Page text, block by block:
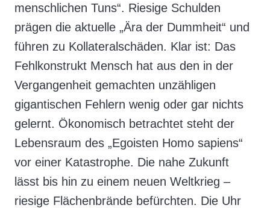
menschlichen Tuns“. Riesige Schulden
prägen die aktuelle „Ära der Dummheit“ und
führen zu Kollateralschäden. Klar ist: Das
Fehlkonstrukt Mensch hat aus den in der
Vergangenheit gemachten unzähligen
gigantischen Fehlern wenig oder gar nichts
gelernt. Ökonomisch betrachtet steht der
Lebensraum des „Egoisten Homo sapiens“
vor einer Katastrophe. Die nahe Zukunft
lässt bis hin zu einem neuen Weltkrieg –
riesige Flächenbrände befürchten. Die Uhr